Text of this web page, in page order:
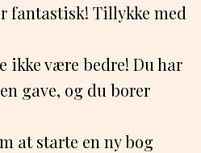
fantastisk! Tillykke med
ikke være bedre! Du har
gave, og du borer
at starte en ny bog